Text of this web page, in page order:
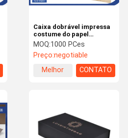
Caixa dobrável impressa
costume do papel
dobrável rígido do cartão
da caixa de presente
MOQ:1000 PCes
Preço:negotiable
Melhor
CONTATO